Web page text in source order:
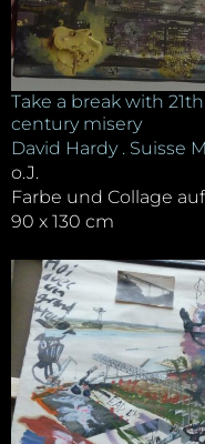
Take a break with
century misery
David Hardy . Suisse
o.J.
Farbe und Collage
90 x 130 cm